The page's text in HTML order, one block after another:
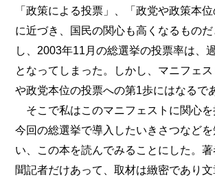
「政策による投票」、「政党や政策本
に近づき、国民の関心も高くなるもの
し、2003年11月の総選挙の投票率は、
となってしまった。しかし、マニフェ
や政党本位の投票への第1歩にはなるで
そこで私はこのマニフェストに関心
今回の総選挙で導入したいきさつなど
い、この本を読んでみることにした。
聞記者だけあって、取材は緻密であり